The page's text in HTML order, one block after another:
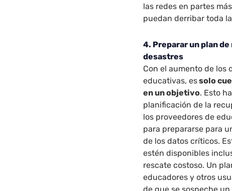
las redes en partes
puedan derribar toda
4. Preparar un plan
desastres
Con el aumento de
educativas, essolo
en un objetivo. Esto
planificación de la
los proveedores de
para prepararse para
de los datos críticos.
estén disponibles
rescate costoso. Un
educadores y otros
de que se sospeche